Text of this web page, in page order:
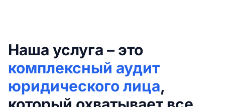
Наша услуга – это
комплексный аудит
юридического лица,